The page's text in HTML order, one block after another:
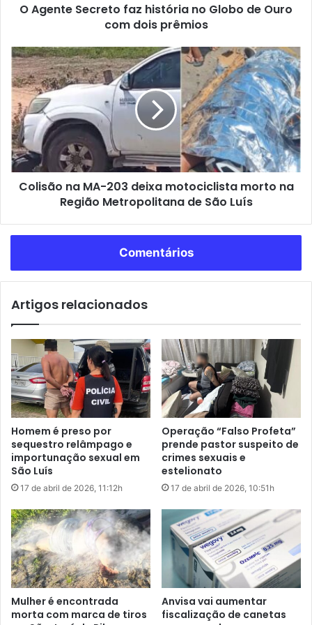
t
o
f
z
h
i
s
t
a
G
o
o
e
O
u
r
o
c
o
m
d
o
s
p
r
ê
m
O Agente Secreto faz história no Globo de Ouro
com dois prêmios
C
o
l
i
s
ã
o
n
a
d
i
o
t
o
c
i
c
l
i
t
a
m
o
r
t
o
n
a
Colisão na MA-203 deixa motociclista morto na
Região Metropolitana de São Luís
Comentários
Artigos relacionados
Homem é preso por
sequestro relâmpago e
importunação sexual em
São Luís
17 de abril de 2026, 11:12h
Operação “Falso Profeta”
prende pastor suspeito de
crimes sexuais e
estelionato
17 de abril de 2026, 10:51h
Mulher é encontrada
morta com marca de tiros
Anvisa vai aumentar
fiscalização de canetas